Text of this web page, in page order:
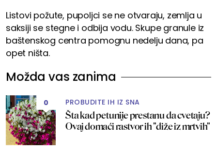
Listovi požute, pupoljci se ne otvaraju, zemlja u
saksiji se stegne i odbija vodu. Skupe granule iz
baštenskog centra pomognu nedelju dana, pa
opet ništa.
Možda vas zanima
0 PROBUDITE IH IZ SNA
Šta kad petunije prestanu da cvetaju?
Ovaj domaći rastvor ih "diže iz mrtvih"